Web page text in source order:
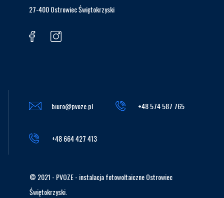
27-400 Ostrowiec Świętokrzyski
biuro@pvoze.pl +48 574 587 765
+48 664 427 413
© 2021 - PVOZE - instalacja fotowoltaiczne Ostrowiec
Świętokrzyski.